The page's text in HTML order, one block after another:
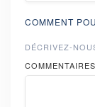
COMMENT
DÉCRIVEZ-